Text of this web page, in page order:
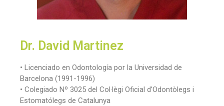
Dr. David Martinez
• Licenciado en Odontología por la Universidad de
Barcelona (1991-1996)
• Colegiado Nº 3025 del Col·lègi Oficial d’Odontòlegs i
Estomatólegs de Catalunya